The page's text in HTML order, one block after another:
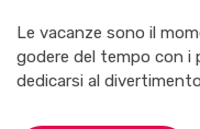
Le vacanze sono il
godere del tempo con i
dedicarsi al